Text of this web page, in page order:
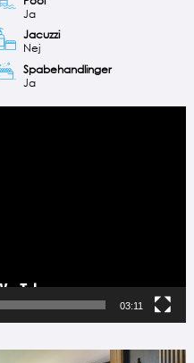
Ja
Jacuzzi
Nej
Spabehandlinger
Ja
03:11